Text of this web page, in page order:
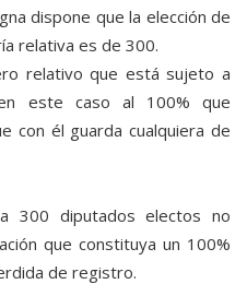
dispone que la elección de
relativa es de 300.
relativo que está sujeto a
este caso al 100% que
con él guarda cualquiera de
300 diputados electos no
que constituya un 100%
de registro.